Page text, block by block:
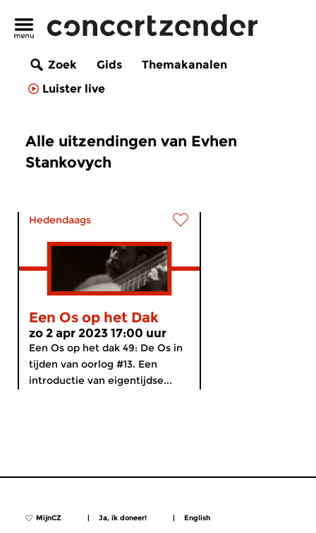
Zoek Gids
Themakanalen
Luister live
Alle uitzendingen van Evhen
Stankovych
Hedendaags
Een Os op het Dak
zo 2 apr 2023 17:00 uur
Een Os op het dak 49: De Os in
tijden van oorlog #13. Een
introductie van eigentijdse...
MijnCZ | Ja, ik doneer! | English